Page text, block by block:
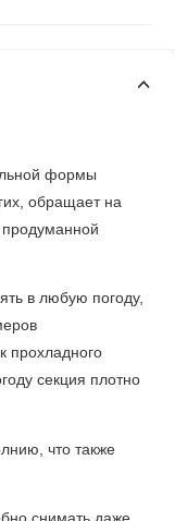
формы
обращает на
продуманной
в любую погоду,
прохладного
секция плотно
что также